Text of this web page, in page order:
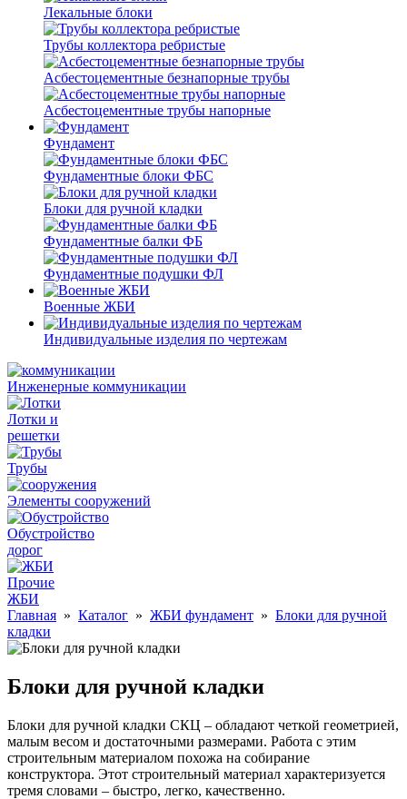
Лекальные блоки
Трубы коллектора ребристые
Асбестоцементные безнапорные трубы
Асбестоцементные трубы напорные
Фундамент
Фундаментные блоки ФБС
Блоки для ручной кладки
Фундаментные балки ФБ
Фундаментные подушки ФЛ
Военные ЖБИ
Индивидуальные изделия по чертежам
Инженерные коммуникации
Лотки и
решетки
Трубы
Элементы сооружений
Обустройство
дорог
Прочие
ЖБИ
Главная » Каталог » ЖБИ фундамент » Блоки для ручной
кладки
Блоки для ручной кладки
Блоки для ручной кладки СКЦ – обладают четкой геометрией,
малым весом и достаточными размерами. Работа с этим
строительным материалом похожа на собирание
конструктора. Этот строительный материал характеризуется
тремя словами – быстро, легко, качественно.